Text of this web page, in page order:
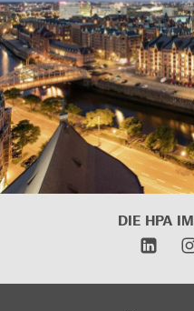
DIE HPA IM